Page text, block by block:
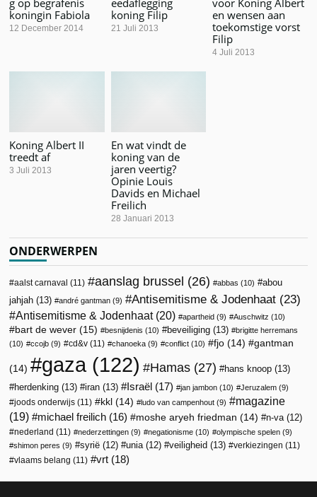
koningin Fabiola
12 December 2014
koning Filip
21 Juli 2013
en wensen aan
toekomstige vorst
Filip
4 Juli 2013
Koning Albert II
treedt af
3 Juli 2013
En wat vindt de
koning van de
jaren veertig?
Opinie Louis
Davids en Michael
Freilich
28 Januari 2013
ONDERWERPEN
aalst carnaval (11) aanslag brussel (26) abbas (10)
abou
jahjah (13) andré gantman (9) Antisemitisme & Jodenhaat (23)
Antisemitisme & Jodenhaat(20) apartheid (9) Auschwitz (10)
bart de wever (15) besnijdenis (10) beveiliging (13)
brigitte herremans
(10)
ccojb (9) cd&v (11) chanoeka (9) conflict (10) fjo (14) gantman
(14) gaza(122) Hamas (27) hans knoop (13)
herdenking (13) iran (13) Israël (17) jan jambon (10) Jeruzalem (9)
joods onderwijs (11) kkl (14) ludo van campenhout (9)
magazine
(19)
michael freilich (16) moshe aryeh friedman (14) n-va(12)
nederland (11) nederzettingen (9) negationisme (10) olympische spelen (9)
shimon peres (9) syrië (12) unia(12) veiligheid (13) verkiezingen (11)
vlaams belang (11) vrt (18)